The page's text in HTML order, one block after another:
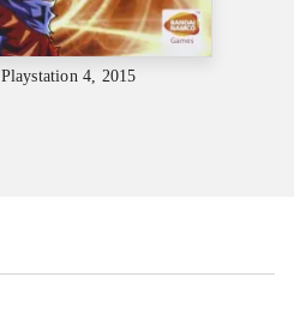
Playstation 4, 2015